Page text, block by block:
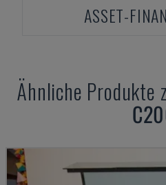
ASSET-
Ähnliche Produkte